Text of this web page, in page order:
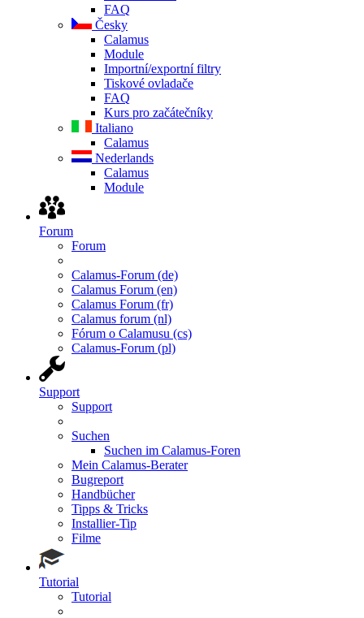
FAQ
Česky
Calamus
Module
Importní/exportní filtry
Tiskové ovladače
FAQ
Kurs pro začátečníky
Italiano
Calamus
Nederlands
Calamus
Module
Forum
Forum
Calamus-Forum (de)
Calamus Forum (en)
Calamus Forum (fr)
Calamus forum (nl)
Fórum o Calamusu (cs)
Calamus-Forum (pl)
Support
Support
Suchen
Suchen im Calamus-Foren
Mein Calamus-Berater
Bugreport
Handbücher
Tipps & Tricks
Installier-Tip
Filme
Tutorial
Tutorial